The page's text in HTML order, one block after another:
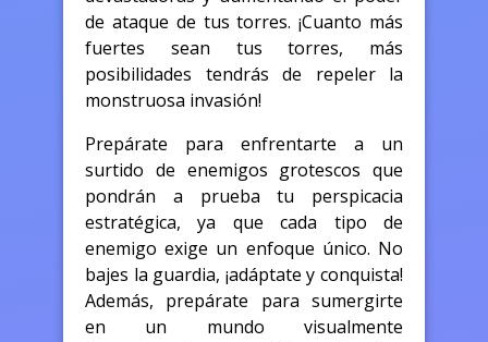
de ataque de tus torres. ¡Cuanto más
fuertes sean tus torres, más
posibilidades tendrás de repeler la
monstruosa invasión!
Prepárate para enfrentarte a un
surtido de enemigos grotescos que
pondrán a prueba tu perspicacia
estratégica, ya que cada tipo de
enemigo exige un enfoque único. No
bajes la guardia, ¡adáptate y conquista!
Además, prepárate para sumergirte
en un mundo visualmente